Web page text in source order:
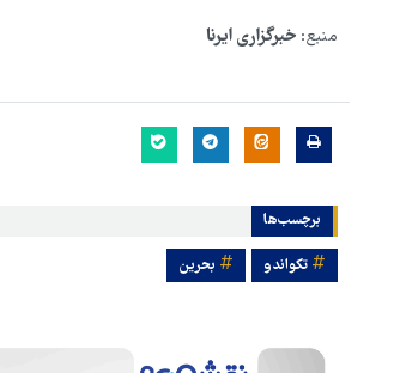
منبع: خبرگزاری ایرنا
برچسب‌ها
تکواندو بحرین